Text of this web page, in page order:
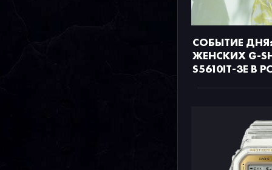
СОБЫТИЕ
ЖЕНСКИХ G-
S5610IT-3E В